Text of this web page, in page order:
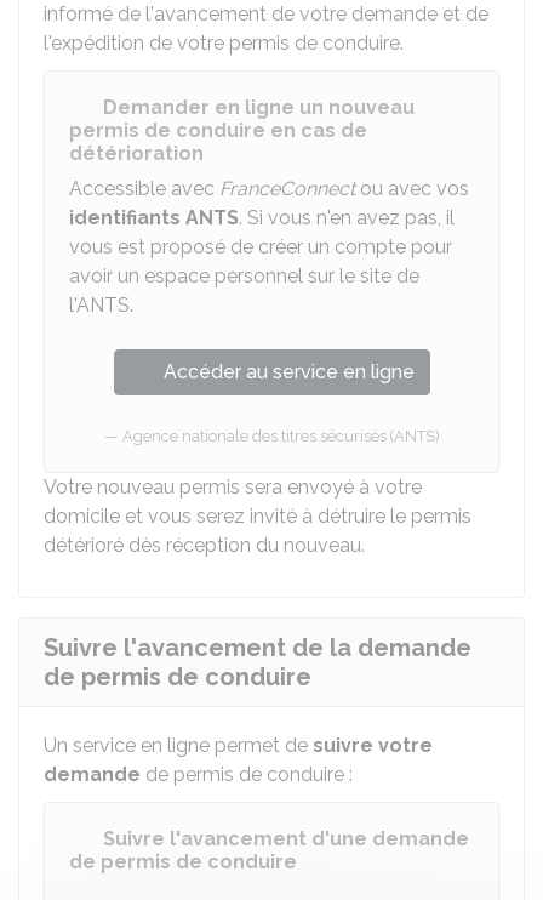
informé de l'avancement de votre demande et de
l'expédition de votre permis de conduire.
Demander en ligne un nouveau
permis de conduire en cas de
détérioration
Accessible avec FranceConnectou avec vos
identifiants ANTS. Si vous n'en avez pas, il
vous est proposé de créer un compte pour
avoir un espace personnel sur le site de
l'ANTS.
Accéder au service en ligne
Agence nationale des titres sécurisés (ANTS)
Votre nouveau permis sera envoyé à votre
domicile et vous serez invité à détruire le permis
détérioré dès réception du nouveau.
Suivre l'avancement de la demande
de permis de conduire
Un service en ligne permet de suivre votre
demande de permis de conduire :
Suivre l'avancement d'une demande
de permis de conduire